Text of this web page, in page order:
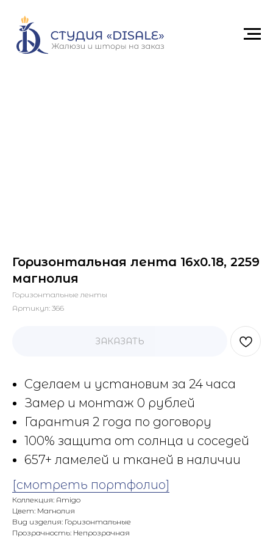
Горизонтальная лента 16x0.18, 2259
магнолия
Горизонтальные ленты
Артикул: 366
ЗАКАЗАТЬ
Сделаем и установим за 24 часа
Замер и монтаж 0 рублей
Гарантия 2 года по договору
100% защита от солнца и соседей
657+ ламелей и тканей в наличии
[смотреть портфолио]
Коллекция: Amigo
Цвет: Магнолия
Вид изделия: Горизонтальные
Прозрачность: Непрозрачная